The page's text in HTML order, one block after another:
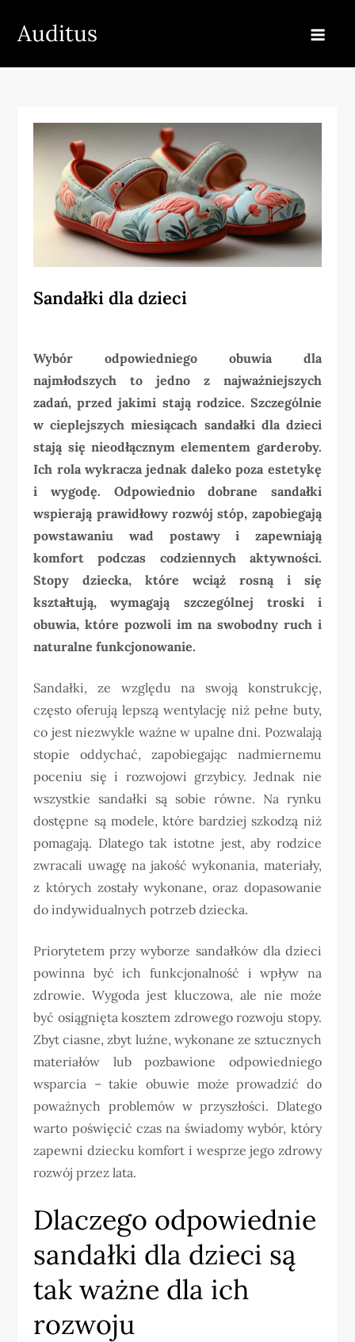
Auditus
Sandałki dla dzieci
Wybór odpowiedniego obuwia dla
najmłodszych to jedno z najważniejszych
zadań, przed jakimi stają rodzice. Szczególnie
w cieplejszych miesiącach sandałki dla dzieci
stają się nieodłącznym elementem garderoby.
Ich rola wykracza jednak daleko poza estetykę
i wygodę. Odpowiednio dobrane sandałki
wspierają prawidłowy rozwój stóp, zapobiegają
powstawaniu wad postawy i zapewniają
komfort podczas codziennych aktywności.
Stopy dziecka, które wciąż rosną i się
kształtują, wymagają szczególnej troski i
obuwia, które pozwoli im na swobodny ruch i
naturalne funkcjonowanie.
Sandałki, ze względu na swoją konstrukcję,
często oferują lepszą wentylację niż pełne buty,
co jest niezwykle ważne w upalne dni. Pozwalają
stopie oddychać, zapobiegając nadmiernemu
poceniu się i rozwojowi grzybicy. Jednak nie
wszystkie sandałki są sobie równe. Na rynku
dostępne są modele, które bardziej szkodzą niż
pomagają. Dlatego tak istotne jest, aby rodzice
zwracali uwagę na jakość wykonania, materiały,
z których zostały wykonane, oraz dopasowanie
do indywidualnych potrzeb dziecka.
Priorytetem przy wyborze sandałków dla dzieci
powinna być ich funkcjonalność i wpływ na
zdrowie. Wygoda jest kluczowa, ale nie może
być osiągnięta kosztem zdrowego rozwoju stopy.
Zbyt ciasne, zbyt luźne, wykonane ze sztucznych
materiałów lub pozbawione odpowiedniego
wsparcia – takie obuwie może prowadzić do
poważnych problemów w przyszłości. Dlatego
warto poświęcić czas na świadomy wybór, który
zapewni dziecku komfort i wesprze jego zdrowy
rozwój przez lata.
Dlaczego odpowiednie
sandałki dla dzieci są
tak ważne dla ich
rozwoju